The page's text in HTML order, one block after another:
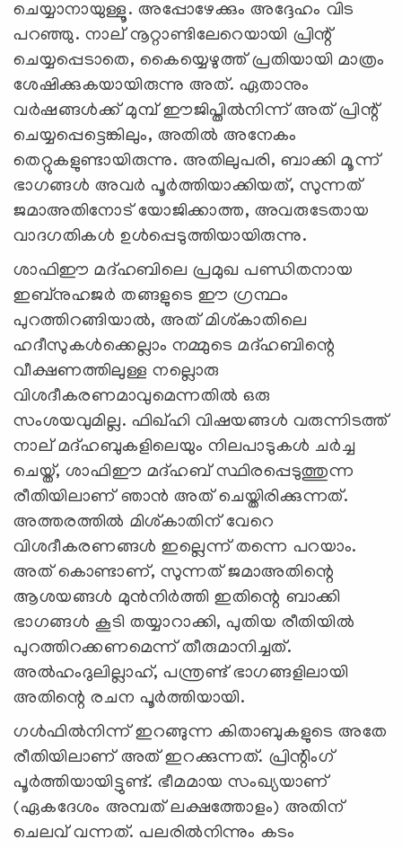
ചെയ്യാനായുള്ളൂ. അപ്പോഴേക്കും അദ്ദേഹം വിട
പറഞ്ഞു. നാല് നൂറ്റാണ്ടിലേറെയായി പ്രിന്റ്
ചെയ്യപ്പെടാതെ, കൈയ്യെഴുത്ത് പ്രതിയായി മാത്രം
ശേഷിക്കുകയായിരുന്നു അത്. ഏതാനും
വര്‍ഷങ്ങള്‍ക്ക് മുമ്പ് ഈജിപ്തില്‍നിന്ന് അത് പ്രിന്റ്
ചെയ്യപ്പെട്ടെങ്കിലും, അതില്‍ അനേകം
തെറ്റുകളുണ്ടായിരുന്നു. അതിലുപരി, ബാക്കി മൂന്ന്
ഭാഗങ്ങള്‍ അവര്‍ പൂര്‍ത്തിയാക്കിയത്, സുന്നത്
ജമാഅതിനോട് യോജിക്കാത്ത, അവരുടേതായ
വാദഗതികള്‍ ഉള്‍പ്പെടുത്തിയായിരുന്നു.
ശാഫിഈ മദ്ഹബിലെ പ്രമുഖ പണ്ഡിതനായ
ഇബ്നുഹജര്‍ തങ്ങളുടെ ഈ ഗ്രന്ഥം
പുറത്തിറങ്ങിയാല്‍, അത് മിശ്കാതിലെ
ഹദീസുകള്‍ക്കെല്ലാം നമ്മുടെ മദ്ഹബിന്റെ
വീക്ഷണത്തിലുള്ള നല്ലൊരു
വിശദീകരണമാവുമെന്നതില്‍ ഒരു
സംശയവുമില്ല. ഫിഖ്ഹി വിഷയങ്ങള്‍ വരുന്നിടത്ത്
നാല് മദ്ഹബുകളിലെയും നിലപാടുകള്‍ ചര്‍ച്ച
ചെയ്ത്, ശാഫിഈ മദ്ഹബ് സ്ഥിരപ്പെടുത്തുന്ന
രീതിയിലാണ് ഞാന്‍ അത് ചെയ്തിരിക്കുന്നത്.
അത്തരത്തില്‍ മിശ്കാതിന് വേറെ
വിശദീകരണങ്ങള്‍ ഇല്ലെന്ന് തന്നെ പറയാം.
അത് കൊണ്ടാണ്, സുന്നത് ജമാഅതിന്റെ
ആശയങ്ങള്‍ മുന്‍നിര്‍ത്തി ഇതിന്റെ ബാക്കി
ഭാഗങ്ങള്‍ കൂടി തയ്യാറാക്കി, പുതിയ രീതിയില്‍
പുറത്തിറക്കണമെന്ന് തീരുമാനിച്ചത്.
അല്‍ഹംദുലില്ലാഹ്, പന്ത്രണ്ട് ഭാഗങ്ങളിലായി
അതിന്റെ രചന പൂര്‍ത്തിയായി.
ഗള്‍ഫില്‍നിന്ന് ഇറങ്ങുന്ന കിതാബുകളുടെ അതേ
രീതിയിലാണ് അത് ഇറക്കുന്നത്. പ്രിന്റിംഗ്
പൂര്‍ത്തിയായിട്ടുണ്ട്. ഭീമമായ സംഖ്യയാണ്
(ഏകദേശം അമ്പത് ലക്ഷത്തോളം) അതിന്
ചെലവ് വന്നത്. പലരില്‍നിന്നും കടം